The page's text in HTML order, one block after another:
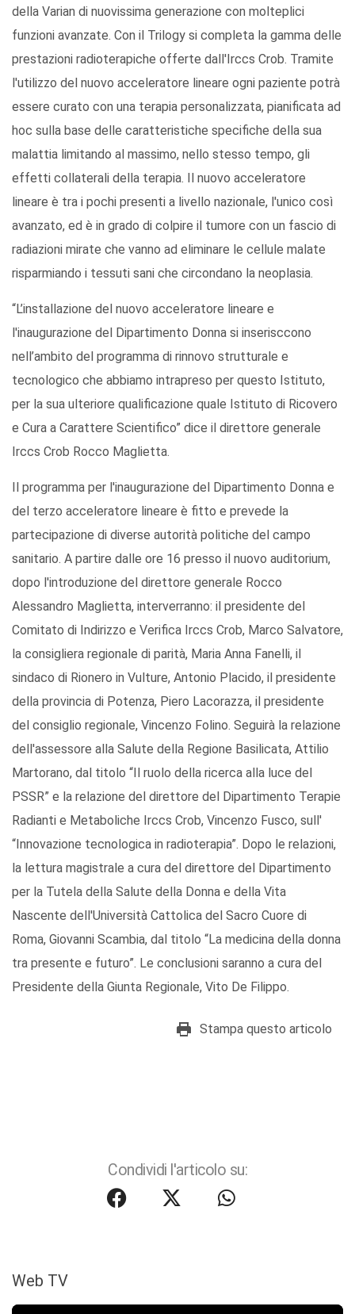
della Varian di nuovissima generazione con molteplici
funzioni avanzate. Con il Trilogy si completa la gamma delle
prestazioni radioterapiche offerte dall'Irccs Crob. Tramite
l'utilizzo del nuovo acceleratore lineare ogni paziente potrà
essere curato con una terapia personalizzata, pianificata ad
hoc sulla base delle caratteristiche specifiche della sua
malattia limitando al massimo, nello stesso tempo, gli
effetti collaterali della terapia. Il nuovo acceleratore
lineare è tra i pochi presenti a livello nazionale, l'unico così
avanzato, ed è in grado di colpire il tumore con un fascio di
radiazioni mirate che vanno ad eliminare le cellule malate
risparmiando i tessuti sani che circondano la neoplasia.
“L’installazione del nuovo acceleratore lineare e
l'inaugurazione del Dipartimento Donna si inserisccono
nell’ambito del programma di rinnovo strutturale e
tecnologico che abbiamo intrapreso per questo Istituto,
per la sua ulteriore qualificazione quale Istituto di Ricovero
e Cura a Carattere Scientifico” dice il direttore generale
Irccs Crob Rocco Maglietta.
Il programma per l'inaugurazione del Dipartimento Donna e
del terzo acceleratore lineare è fitto e prevede la
partecipazione di diverse autorità politiche del campo
sanitario. A partire dalle ore 16 presso il nuovo auditorium,
dopo l'introduzione del direttore generale Rocco
Alessandro Maglietta, interverranno: il presidente del
Comitato di Indirizzo e Verifica Irccs Crob, Marco Salvatore,
la consigliera regionale di parità, Maria Anna Fanelli, il
sindaco di Rionero in Vulture, Antonio Placido, il presidente
della provincia di Potenza, Piero Lacorazza, il presidente
del consiglio regionale, Vincenzo Folino. Seguirà la relazione
dell'assessore alla Salute della Regione Basilicata, Attilio
Martorano, dal titolo “Il ruolo della ricerca alla luce del
PSSR” e la relazione del direttore del Dipartimento Terapie
Radianti e Metaboliche Irccs Crob, Vincenzo Fusco, sull'
“Innovazione tecnologica in radioterapia”. Dopo le relazioni,
la lettura magistrale a cura del direttore del Dipartimento
per la Tutela della Salute della Donna e della Vita
Nascente dell'Università Cattolica del Sacro Cuore di
Roma, Giovanni Scambia, dal titolo “La medicina della donna
tra presente e futuro”. Le conclusioni saranno a cura del
Presidente della Giunta Regionale, Vito De Filippo.
Stampa questo articolo
Condividi l'articolo su:
Web TV